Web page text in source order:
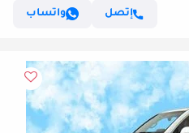
إتصل
واتساب